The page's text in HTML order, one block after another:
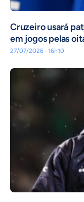
Cruzeiro usará
em jogos pelas
27/07/2026 · 16h10